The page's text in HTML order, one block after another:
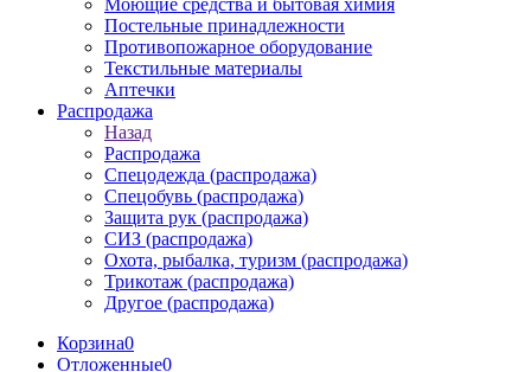
Моющие средства и бытовая химия
Постельные принадлежности
Противопожарное оборудование
Текстильные материалы
Аптечки
Распродажа
Назад
Распродажа
Спецодежда (распродажа)
Спецобувь (распродажа)
Защита рук (распродажа)
СИЗ (распродажа)
Охота, рыбалка, туризм (распродажа)
Трикотаж (распродажа)
Другое (распродажа)
Корзина0
Отложенные0